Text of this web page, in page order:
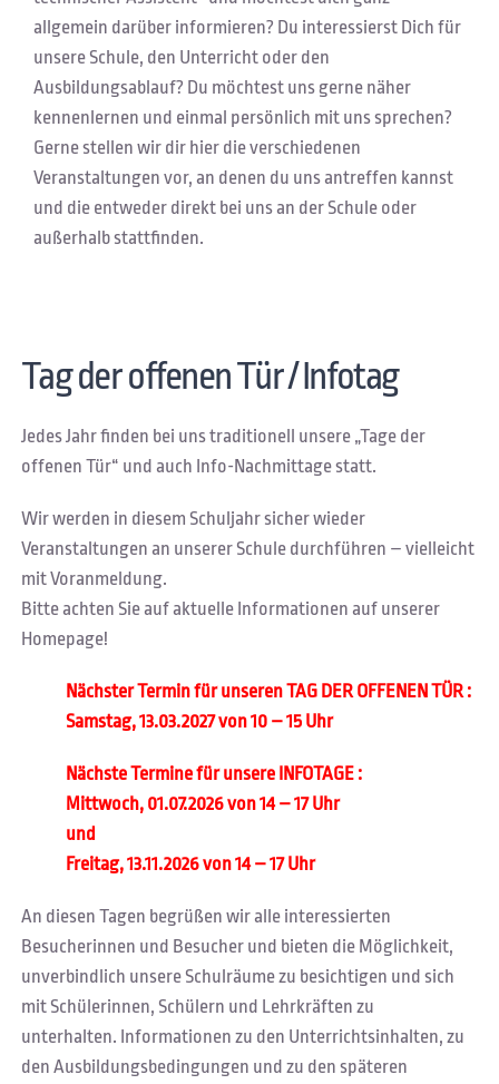
allgemein darüber informieren? Du interessierst Dich für
unsere Schule, den Unterricht oder den
Ausbildungsablauf? Du möchtest uns gerne näher
kennenlernen und einmal persönlich mit uns sprechen?
Gerne stellen wir dir hier die verschiedenen
Veranstaltungen vor, an denen du uns antreffen kannst
und die entweder direkt bei uns an der Schule oder
außerhalb stattfinden.
Tag der offenen Tür / Infotag
Jedes Jahr finden bei uns traditionell unsere „Tage der
offenen Tür“ und auch Info-Nachmittage statt.
Wir werden in diesem Schuljahr sicher wieder
Veranstaltungen an unserer Schule durchführen – vielleicht
mit Voranmeldung.
Bitte achten Sie auf aktuelle Informationen auf unserer
Homepage!
Nächster Termin für unseren TAG DER OFFENEN TÜR :
Samstag, 13.03.2027 von 10 – 15 Uhr
Nächste Termine für unsere INFOTAGE :
Mittwoch, 01.07.2026 von 14 – 17 Uhr
und
Freitag, 13.11.2026 von 14 – 17 Uhr
An diesen Tagen begrüßen wir alle interessierten
Besucherinnen und Besucher und bieten die Möglichkeit,
unverbindlich unsere Schulräume zu besichtigen und sich
mit Schülerinnen, Schülern und Lehrkräften zu
unterhalten. Informationen zu den Unterrichtsinhalten, zu
den Ausbildungsbedingungen und zu den späteren